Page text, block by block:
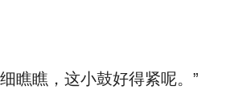
瞧瞧，这小鼓好得紧呢。”